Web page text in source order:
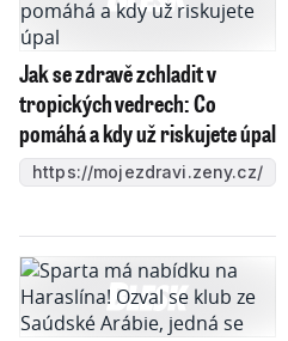
Jak se zdravě zchladit v
tropických vedrech: Co
pomáhá a kdy už riskujete úpal
https://mojezdravi.zeny.cz/